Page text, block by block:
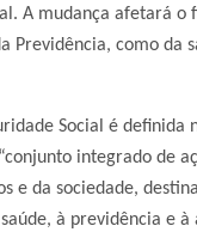
A mudança afetará o
Previdência, como da
Social é definida
integrado de
e da sociedade,
à previdência e à